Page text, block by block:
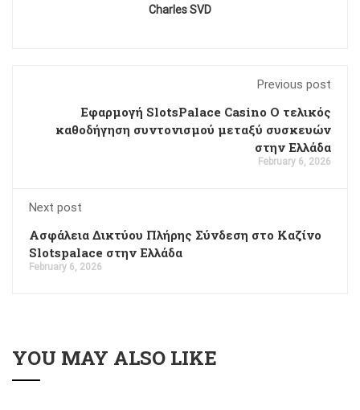
Charles SVD
Previous post
Εφαρμογή SlotsPalace Casino Ο τελικός
καθοδήγηση συντονισμού μεταξύ συσκευών
στην Ελλάδα
February 6, 2026
Next post
Ασφάλεια Δικτύου Πλήρης Σύνδεση στο Καζίνο
Slotspalace στην Ελλάδα
February 6, 2026
YOU MAY ALSO LIKE